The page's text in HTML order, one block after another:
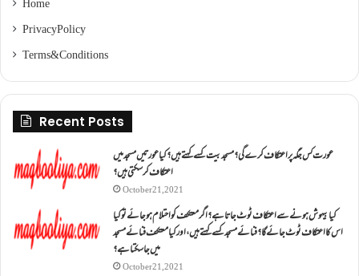
Home
Privacy Policy
Terms & Conditions
Recent Posts
عورت کس جگہ پر اعتکاف کرے گی؟مسجد بیت کسے کہتے ہیں؟کیا عورتیں مسجد میں
اعتکاف کر سکتی ہیں؟
October 21, 2021
کیا بیہوش ہونے سے اعتکاف ٹوٹ جاتا ہے؟ اگر معتکف کو احتلام ہو جائے تو کیا
اس کا اعتکاف ٹوٹ جائے گا؟فنائے مسجد کسے کہتے ہیں ، اور کیا معتکف فنائے مسجد
میں جا سکتا ہے؟
October 21, 2021